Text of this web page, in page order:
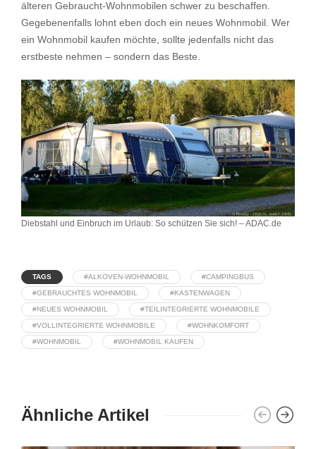
älteren Gebraucht-Wohnmobilen schwer zu beschaffen.
Gegebenenfalls lohnt eben doch ein neues Wohnmobil. Wer
ein Wohnmobil kaufen möchte, sollte jedenfalls nicht das
erstbeste nehmen – sondern das Beste.
Diebstahl und Einbruch im Urlaub: So schützen Sie sich! – ADAC.de
TAGS #ALKOVEN-WOHNMOBIL #CAMPINGBUS
#GEBRAUCHTES WOHNMOBIL #KASTENWAGEN
#NEUES WOHNMOBIL #TEILINTEGRIERTE WOHNMOBILE
#VOLLINTEGRIERTE WOHNMOBILE #WOHNKOMFORT
#WOHNMOBIL #WOHNMOBIL KAUFEN
Ähnliche Artikel